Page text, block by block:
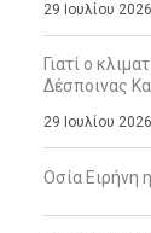
29 Ιουλίου 2026
Γιατί ο
Δέσποινας
29 Ιουλίου 2026
Οσία Ειρήνη